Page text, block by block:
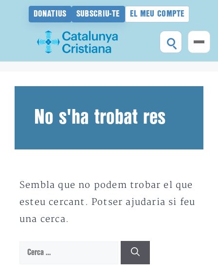
DONATIUS SUBSCRIU-TE EL MEU COMPTE
No s'ha trobat res
Sembla que no podem trobar el que
esteu cercant. Potser ajudaria si feu
una cerca.
Cerca: